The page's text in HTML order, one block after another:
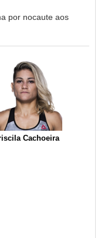
por nocaute aos
Cachoeira